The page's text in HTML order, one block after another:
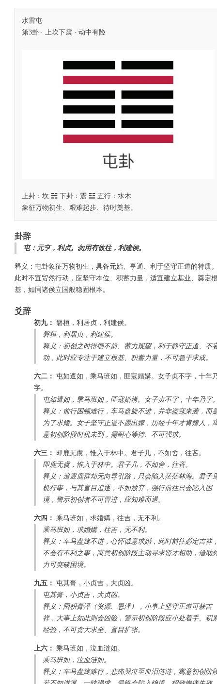
水雷屯
第3卦 · 上坎下震 · 动中有险
上卦：坎 ☵ 下卦：震 ☳ 五行：水木
象征万物初生、艰难起步、待时奠基。
卦辞
屯：元亨，利贞。勿用有攸往，利建侯。
释义：屯卦象征万物初生，具备元始、亨通、利于坚守正道的特质
此时不宜贸然行动，应坚守本位、积蓄力量，适宜建立基业、奠定
基，如同诸侯立国般稳固根本。
爻辞
初九： 磐桓，利居贞，利建侯。
磐桓，利居贞，利建侯。
释义：初创之时徘徊不前、蓄力观望，利于静守正道、不
动，此时应专注于建立根基、积蓄力量，不可急于求成。
六二： 屯如邅如，乘马班如，匪寇婚媾。女子贞不字，十年
字。
屯如邅如，乘马班如，匪寇婚媾。女子贞不字，十年乃字
释义：前行困顿难行，车马盘旋不进，并非盗寇来袭，而
为了求婚。女子坚守正道不愿出嫁，历经十年才肯嫁人，
意初创阶段时机未到，需耐心等待、不可强求。
六三：
即鹿无虞，惟入于林中。君子几，不如舍，往吝。
即鹿无虞，惟入于林中。君子几，不如舍，往吝。
释义：追逐鹿群却无向导引路，只会陷入茫茫林海。君子
机行事，与其盲目追逐，不如放弃，强行前往只会陷入困
境，警示初创者不可冒进，应知难而退。
六四： 乘马班如，求婚媾，往吉，无不利。
乘马班如，求婚媾，往吉，无不利。
释义：车马盘旋不进，心怀诚意求婚，此时前往必定吉祥
不会有不利之事，寓意初创阶段主动寻求贤才相助，借助
力可突破困境。
九五： 屯其膏，小贞吉，大贞凶。
屯其膏，小贞吉，大贞凶。
释义：囤积膏泽（资源、恩泽），小事上坚守正道可获吉
祥，大事上如此则会凶险，警示初创阶段应小处着手、积
经验，不可贪大求全、盲目扩张。
上六： 乘马班如，泣血涟如。
乘马班如，泣血涟如。
释义：车马盘旋难行，悲痛哭泣至血泪涟涟，寓意初创阶